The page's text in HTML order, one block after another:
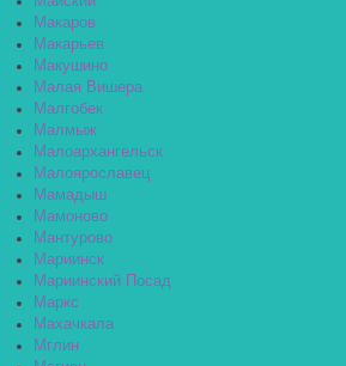
Макаров
Макарьев
Макушино
Малая Вишера
Малгобек
Малмыж
Малоархангельск
Малоярославец
Мамадыш
Мамоново
Мантурово
Мариинск
Мариинский Посад
Маркс
Махачкала
Мглин